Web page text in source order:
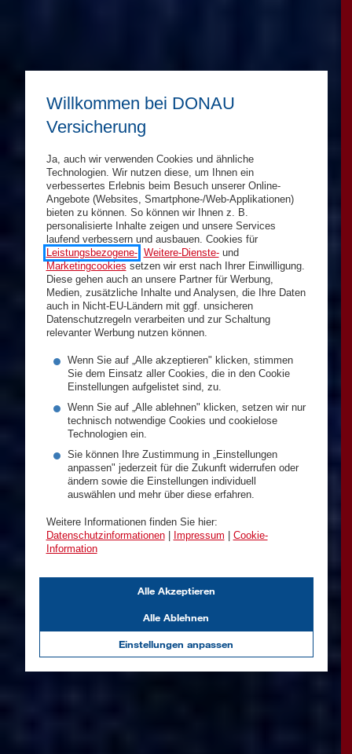
Willkommen bei DONAU
Versicherung
Ja, auch wir verwenden Cookies und ähnliche
Technologien. Wir nutzen diese, um Ihnen ein
verbessertes Erlebnis beim Besuch unserer Online-
Angebote (Websites, Smartphone-/Web-Applikationen)
bieten zu können. So können wir Ihnen z. B.
personalisierte Inhalte zeigen und unsere Services
laufend verbessern und ausbauen. Cookies für
Leistungsbezogene-, Weitere-Dienste-und
Marketingcookies setzen wir erst nach Ihrer Einwilligung.
Diese gehen auch an unsere Partner für Werbung,
Medien, zusätzliche Inhalte und Analysen, die Ihre Daten
auch in Nicht-EU-Ländern mit ggf. unsicheren
Datenschutzregeln verarbeiten und zur Schaltung
relevanter Werbung nutzen können.
Wenn Sie auf „Alle akzeptieren" klicken, stimmen
Sie dem Einsatz aller Cookies, die in den Cookie
Einstellungen aufgelistet sind, zu.
Wenn Sie auf „Alle ablehnen" klicken, setzen wir nur
technisch notwendige Cookies und cookielose
Technologien ein.
Sie können Ihre Zustimmung in „Einstellungen
anpassen" jederzeit für die Zukunft widerrufen oder
ändern sowie die Einstellungen individuell
auswählen und mehr über diese erfahren.
Weitere Informationen finden Sie hier:
Datenschutzinformationen| Impressum
Cookie-
Information
Einstellungen anpassen
Alle Ablehnen
Alle Akzeptieren